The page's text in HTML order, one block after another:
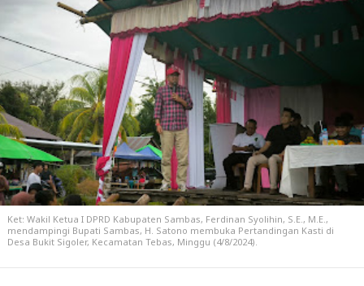
Ket: Wakil Ketua I DPRD Kabupaten Sambas, Ferdinan Syolihin, S.E., M.E.,
mendampingi Bupati Sambas, H. Satono membuka Pertandingan Kasti di
Desa Bukit Sigoler, Kecamatan Tebas, Minggu (4/8/2024).